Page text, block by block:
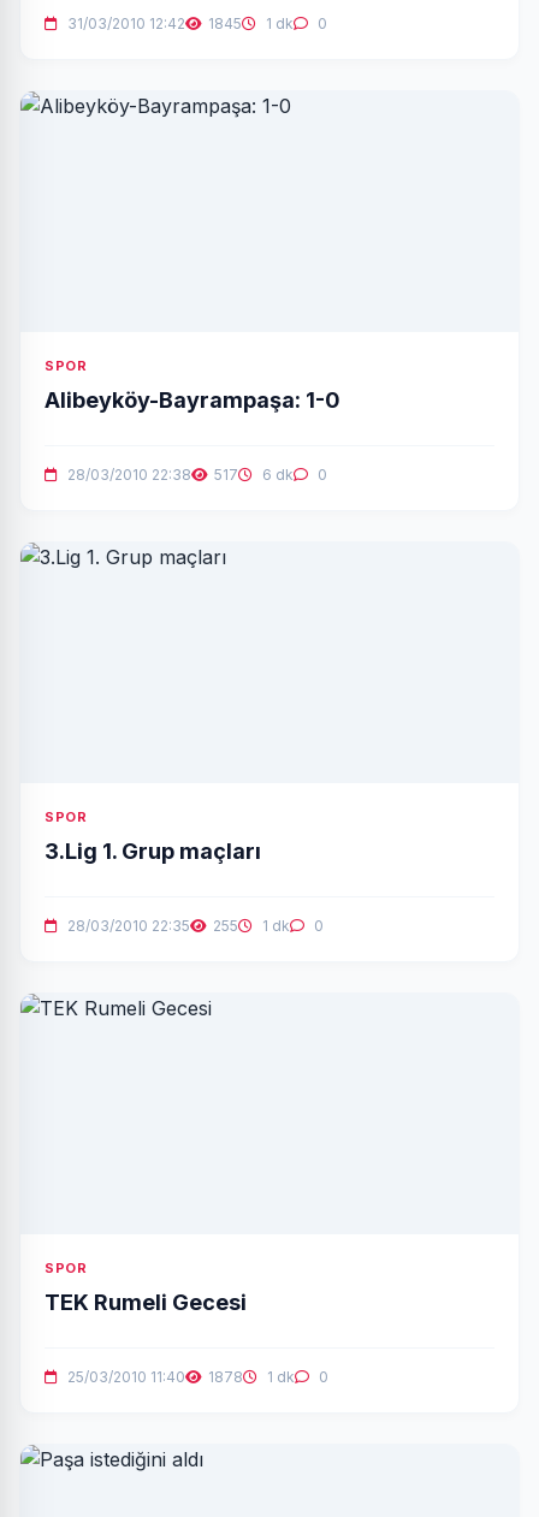
31/03/2010 12:42 1845 1 dk 0
SPOR
Alibeyköy-Bayrampaşa: 1-0
28/03/2010 22:38 517 6 dk 0
SPOR
3.Lig 1. Grup maçları
28/03/2010 22:35 255 1 dk 0
SPOR
TEK Rumeli Gecesi
25/03/2010 11:40 1878 1 dk 0